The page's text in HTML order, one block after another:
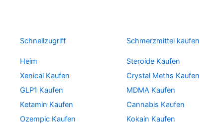
Schnellzugriff
Heim
Xenical Kaufen
GLP1 Kaufen
Ketamin Kaufen
Ozempic Kaufen
Schmerzmittel kaufen
Steroide Kaufen
Crystal Meths Kaufen
MDMA Kaufen
Cannabis Kaufen
Kokain Kaufen